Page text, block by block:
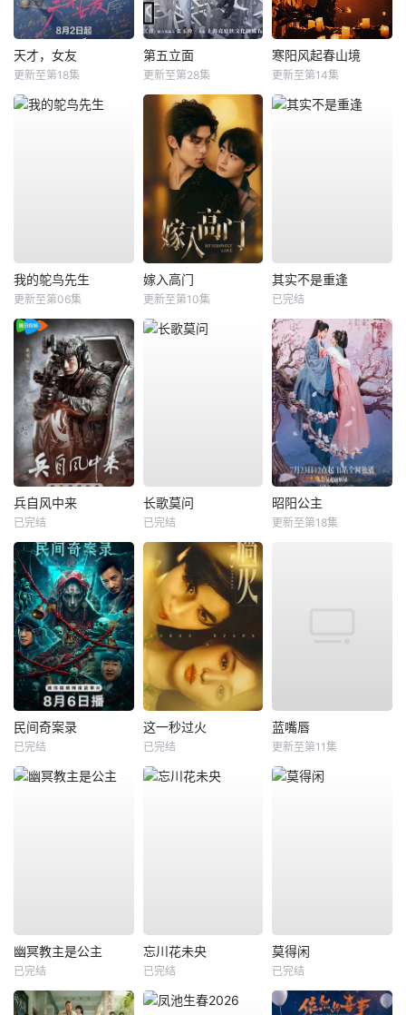
天才，女友
更新至第18集
第五立面
更新至第28集
寒阳风起春山境
更新至第14集
我的鸵鸟先生
更新至第06集
嫁入高门
更新至第10集
其实不是重逢
已完结
兵自风中来
已完结
长歌莫问
已完结
昭阳公主
更新至第18集
民间奇案录
已完结
这一秒过火
已完结
蓝嘴唇
更新至第11集
幽冥教主是公主
已完结
忘川花未央
已完结
莫得闲
已完结